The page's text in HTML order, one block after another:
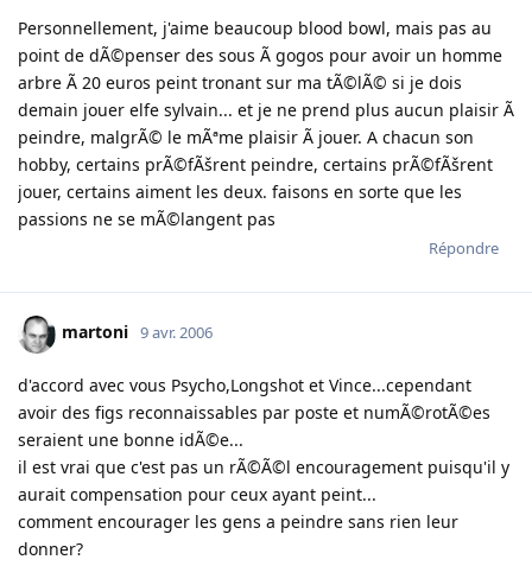
Personnellement, j'aime beaucoup blood bowl, mais pas au
point de dÃ©penser des sous Ã gogos pour avoir un homme
arbre Ã 20 euros peint tronant sur ma tÃ©lÃ© si je dois
demain jouer elfe sylvain... et je ne prend plus aucun plaisir Ã
peindre, malgrÃ© le mÃªme plaisir Ã jouer. A chacun son
hobby, certains prÃ©fÃšrent peindre, certains prÃ©fÃšrent
jouer, certains aiment les deux. faisons en sorte que les
passions ne se mÃ©langent pas
Répondre
martoni 9 avr. 2006
d'accord avec vous Psycho,Longshot et Vince...cependant
avoir des figs reconnaissables par poste et numÃ©rotÃ©es
seraient une bonne idÃ©e...
il est vrai que c'est pas un rÃ©Ã©l encouragement puisqu'il y
aurait compensation pour ceux ayant peint...
comment encourager les gens a peindre sans rien leur
donner?